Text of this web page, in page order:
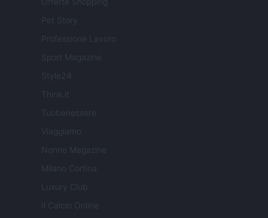
Pet Story
Professione Lavoro
Sport Magazine
Style24
Think.it
Tuobenessere
Viaggiamo
Nonne Magazine
Milano Cortina
Luxury Club
Il Calcio Online